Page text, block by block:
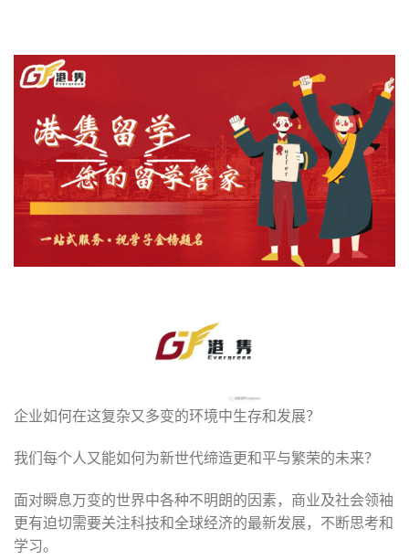
企业如何在这复杂又多变的环境中生存和发展？
我们每个人又能如何为新世代缔造更和平与繁荣的未来？
面对瞬息万变的世界中各种不明朗的因素，商业及社会领袖
更有迫切需要关注科技和全球经济的最新发展，不断思考和
学习。